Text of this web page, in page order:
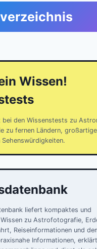
Wissen!
bei den Wissenstests zu
zu fernen Ländern,
liefert kompaktes und
zu Astrofotografie,
Reiseinformationen und
Informationen,